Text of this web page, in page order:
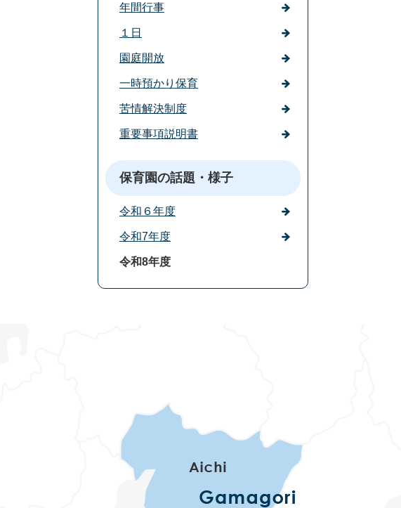
年間行事
１日
園庭開放
一時預かり保育
苦情解決制度
重要事項説明書
保育園の話題・様子
令和６年度
令和7年度
令和8年度